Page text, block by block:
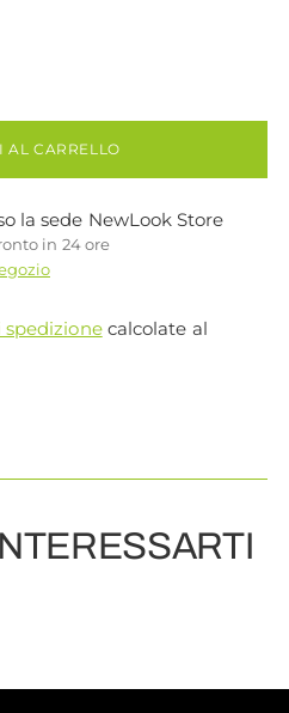
AL CARRELLO
la sede NewLook Store
in 24 ore
spedizionecalcolate al